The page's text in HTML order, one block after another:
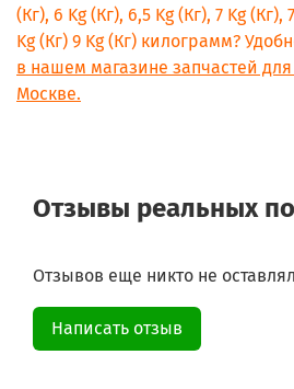
(Кг), 6 Kg (Кг), 6,5 Kg (Кг), 7 Kg (Кг),
Kg (Кг) 9 Kg (Кг) килограмм?
в нашем магазине запчастей
Москве.
Отзывы реальных
Отзывов еще никто не оставлял
Написать отзыв